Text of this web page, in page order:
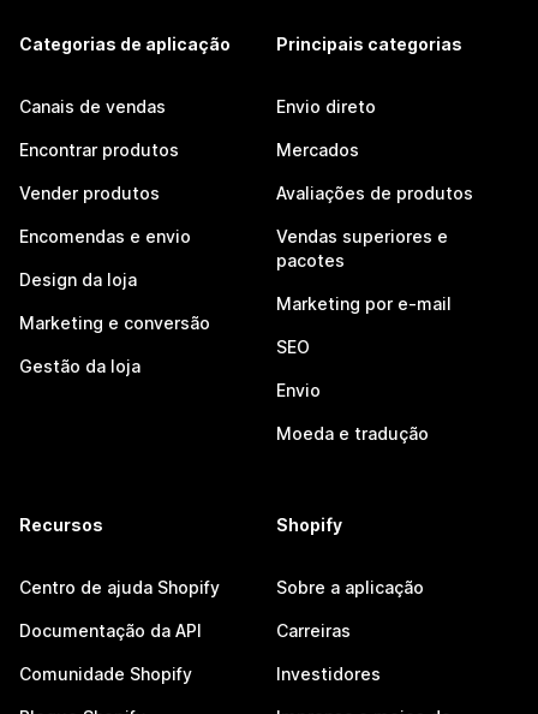
Categorias de aplicação
Canais de vendas
Encontrar produtos
Vender produtos
Encomendas e envio
Design da loja
Marketing e conversão
Gestão da loja
Principais categorias
Envio direto
Mercados
Avaliações de produtos
Vendas superiores e
pacotes
Marketing por e-mail
SEO
Envio
Moeda e tradução
Recursos
Centro de ajuda Shopify
Documentação da API
Comunidade Shopify
Shopify
Sobre a aplicação
Carreiras
Investidores